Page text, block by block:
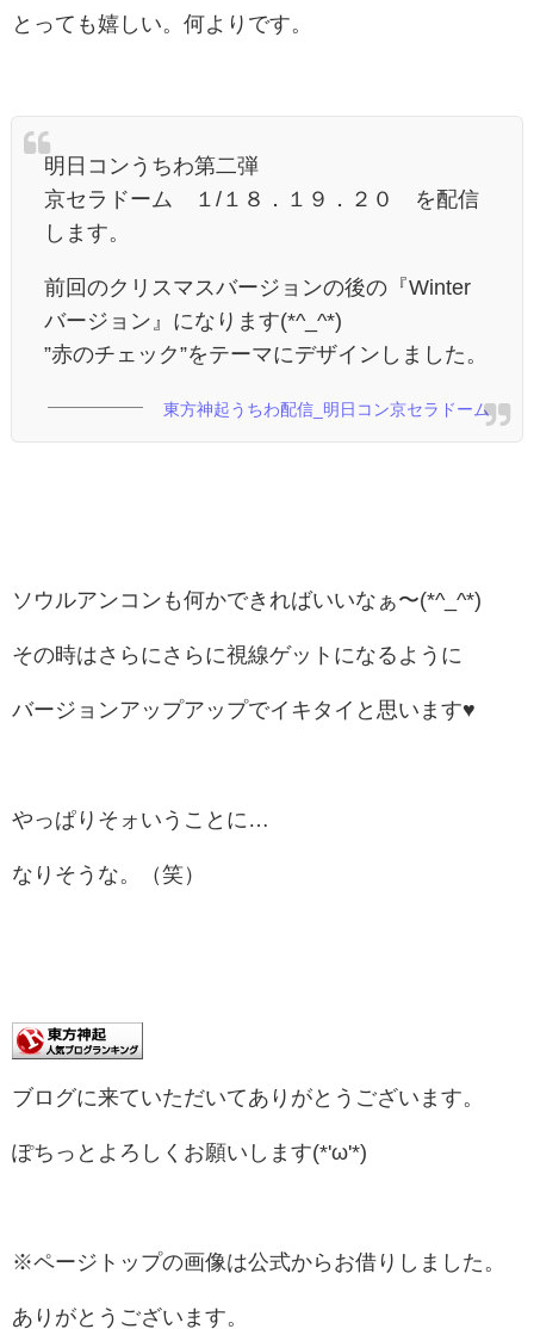
とっても嬉しい。何よりです。
明日コンうちわ第二弾
京セラドーム １/１８．１９．２０ を配信
します。
前回のクリスマスバージョンの後の『Winter
バージョン』になります(*^_^*)
”赤のチェック”をテーマにデザインしました。
東方神起うちわ配信_明日コン京セラドーム
ソウルアンコンも何かできればいいなぁ〜(*^_^*)
その時はさらにさらに視線ゲットになるように
バージョンアップアップでイキタイと思います♥
やっぱりそォいうことに…
なりそうな。（笑）
ブログに来ていただいてありがとうございます。
ぽちっとよろしくお願いします(*'ω'*)
※ページトップの画像は公式からお借りしました。
ありがとうございます。